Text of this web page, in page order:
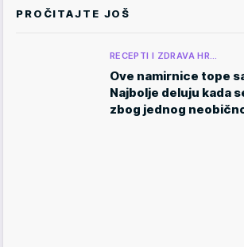
PROČITAJTE JOŠ
RECEPTI I ZDRAVA HR…
Ove namirnice tope
Najbolje deluju kada
zbog jednog